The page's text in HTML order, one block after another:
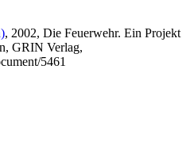
, 2002, Die Feuerwehr. Ein Projekt
GRIN Verlag,
5461